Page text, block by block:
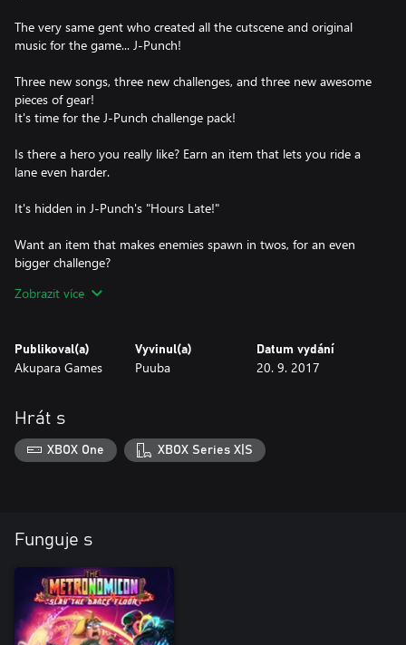
The very same gent who created all the cutscene and original
music for the game... J-Punch!
Three new songs, three new challenges, and three new awesome
pieces of gear!
It's time for the J-Punch challenge pack!
Is there a hero you really like? Earn an item that lets you ride a
lane even harder.
It's hidden in J-Punch's "Hours Late!"
Want an item that makes enemies spawn in twos, for an even
bigger challenge?
Battle along-side a team of friendly Wisps for a strategic reward.
Lastly, J-Punch's "Make It Blue" rounds out our first
Beat all three songs quick enough for an item Perfectly suited for
a speedrun tournament.
And now in Story Mode too!!
Zobrazit více
Publikoval(a)
Akupara Games
Vyvinul(a)
Puuba
Datum vydání
20. 9. 2017
Hrát s
XBOX One XBOX Series X|S
Funguje s